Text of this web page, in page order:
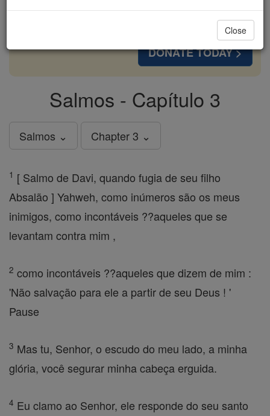
free for all. Be Courageous. Be Catholic. Stand
DONATE TODAY >
Salmos - Capítulo 3
Salmos ⌄ Chapter 3 ⌄
1 [ Salmo de Davi, quando fugia de seu filho
Absalão ] Yahweh, como inúmeros são os meus
inimigos, como incontáveis ??aqueles que se
levantam contra mim ,
2 como incontáveis ??aqueles que dizem de mim :
'Não salvação para ele a partir de seu Deus ! '
Pause
3 Mas tu, Senhor, o escudo do meu lado, a minha
glória, você segurar minha cabeça erguida.
4 Eu clamo ao Senhor, ele responde do seu santo
Close